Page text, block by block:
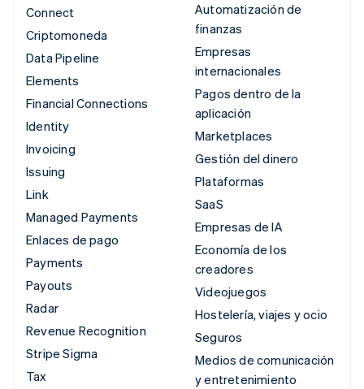
Connect
Criptomoneda
Data Pipeline
Elements
Financial Connections
Identity
Invoicing
Issuing
Link
Managed Payments
Enlaces de pago
Payments
Payouts
Radar
Revenue Recognition
Stripe Sigma
Tax
Automatización de
finanzas
Empresas
internacionales
Pagos dentro de la
aplicación
Marketplaces
Gestión del dinero
Plataformas
SaaS
Empresas de IA
Economía de los
creadores
Videojuegos
Hostelería, viajes y ocio
Seguros
Medios de comunicación
y entretenimiento